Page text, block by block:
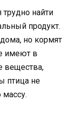
трудно найти
продукт.
но кормят
имеют в
вещества,
птица не